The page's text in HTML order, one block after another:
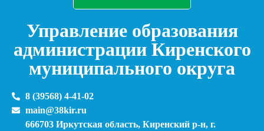
Управление образования
администрации Киренского
муниципального округа
8 (39568) 4-41-02
main@38kir.ru
666703 Иркутская область, Киренский р-н, г.